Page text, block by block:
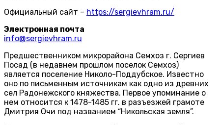
Официальный сайт – https://sergievhram.ru/
Электронная почта
info@sergievhram.ru
Предшественником микрорайона Семхоз г. Сергиев
Посад (в недавнем прошлом поселок Семхоз)
является поселение Николо-Поддубское. Известно
оно по письменным источникам как одно из древних
сел Радонежского княжества. Первое упоминание о
нем относится к 1478-1485 гг. в разъезжей грамоте
Дмитрия Очи под названием “Никольская земля”.